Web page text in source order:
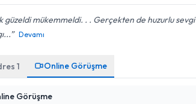
güzeldi mükemmeldi. . . Gerçekten de huzurlu sevgi
Devamı
1 Online Görüşme
Görüşme